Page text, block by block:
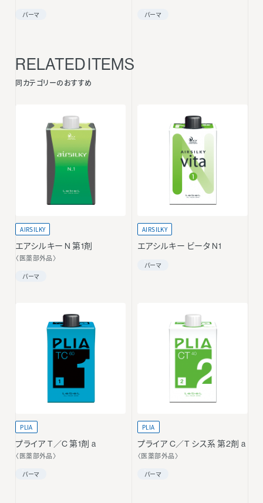
パーマ パーマ
RELATED ITEMS
同カテゴリーのおすすめ
AIRSILKY
エアシルキー N 第1剤
〈医薬部外品〉
パーマ
AIRSILKY
エアシルキー ビータ N1
パーマ
PLIA
プライア T／C 第1剤 a
〈医薬部外品〉
パーマ
PLIA
プライア C／T シス系 第2剤 a
〈医薬部外品〉
パーマ